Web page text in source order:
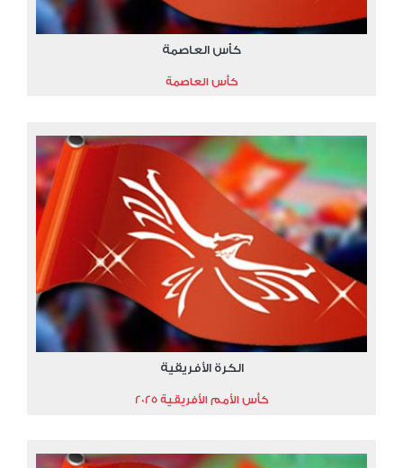
كأس العاصمة
كأس العاصمة
الكرة الأفريقية
كأس الأمم الأفريقية 2025